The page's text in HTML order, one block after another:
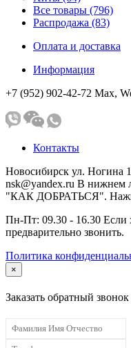
Все товары (796)
Распродажа (83)
Оплата и доставка
Информация
+7 (952) 902-42-72 Мах,
Контакты
Новосибирск ул. Ногина
nsk@yandex.ru В нижнем
"КАК ДОБРАТЬСЯ".
Пн-Пт: 09.30 - 16.30 Если
предварительно звонить.
Политика
×
Заказать обратный звонок